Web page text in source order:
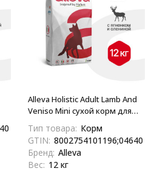
Alleva Holistic Adult Lamb And
Veniso Mini сухой корм для
пород с ягненком и
олениной, коноплей и
женьшенем - 12 кг
Тип товара: Корм
GTIN:
Бренд: Alleva
Вес: 12 кг